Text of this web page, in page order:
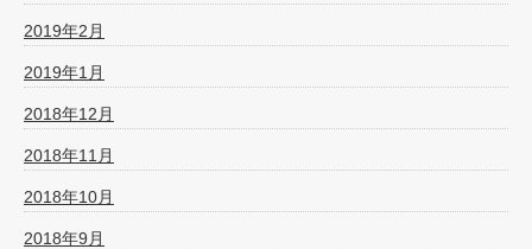
2019年2月
2019年1月
2018年12月
2018年11月
2018年10月
2018年9月